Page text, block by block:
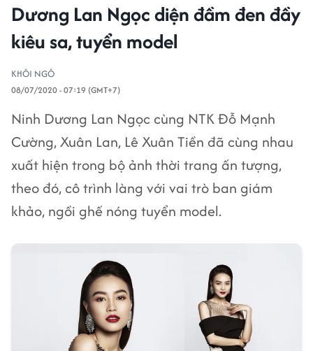
Dương Lan Ngọc diện đầm đen đầy
kiêu sa, tuyển model
KHÔI NGÔ
08/07/2020 - 07:19 (GMT+7)
Ninh Dương Lan Ngọc cùng NTK Đỗ Mạnh
Cường, Xuân Lan, Lê Xuân Tiền đã cùng nhau
xuất hiện trong bộ ảnh thời trang ấn tượng,
theo đó, cô trình làng với vai trò ban giám
khảo, ngồi ghế nóng tuyển model.